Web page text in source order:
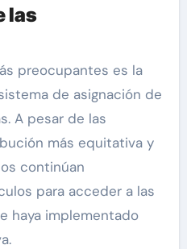
las
preocupantes es la
de asignación de
A pesar de las
más equitativa y
continúan
para acceder a las
haya implementado